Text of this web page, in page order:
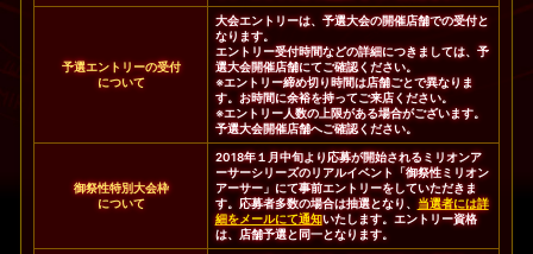
予選エントリーの受付
について
大会エントリーは、予選大会の開催店舗での受付と
なります。
エントリー受付時間などの詳細につきましては、予
選大会開催店舗にてご確認ください。
※エントリー締め切り時間は店舗ごとで異なりま
す。お時間に余裕を持ってご来店ください。
※エントリー人数の上限がある場合がございます。
予選大会開催店舗へご確認ください。
御祭性特別大会枠
について
2018年１月中旬より応募が開始されるミリオンア
ーサーシリーズのリアルイベント「御祭性ミリオン
アーサー」にて事前エントリーをしていただきま
す。応募者多数の場合は抽選となり、 当選者には詳
細をメールにて通知いたします。エントリー資格
は、店舗予選と同一となります。